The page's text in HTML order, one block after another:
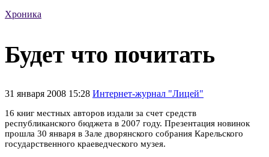
Хроника
Будет что почитать
31 января 2008 15:28 Интернет-журнал "Лицей"
16 книг местных авторов издали за счет средств
республиканского бюджета в 2007 году. Презентация новинок
прошла 30 января в Зале дворянского собрания Карельского
государственного краеведческого музея.